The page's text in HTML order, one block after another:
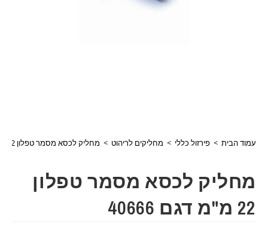
עמוד הבית > פירזול כללי > מחליקים לריהוט > מחליק לכסא מסמר טפלון 22 מ"מ דגם 40666
מחליק לכסא מסמר טפלון
22 מ"מ דגם 40666